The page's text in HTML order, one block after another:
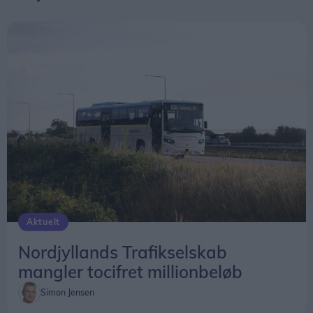
Aktuelt
Nordjyllands Trafikselskab
mangler tocifret millionbeløb
Simon Jensen